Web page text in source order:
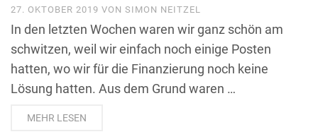
27. OKTOBER 2019 VON SIMON NEITZEL
In den letzten Wochen waren wir ganz schön am
schwitzen, weil wir einfach noch einige Posten
hatten, wo wir für die Finanzierung noch keine
Lösung hatten. Aus dem Grund waren …
MEHR LESEN